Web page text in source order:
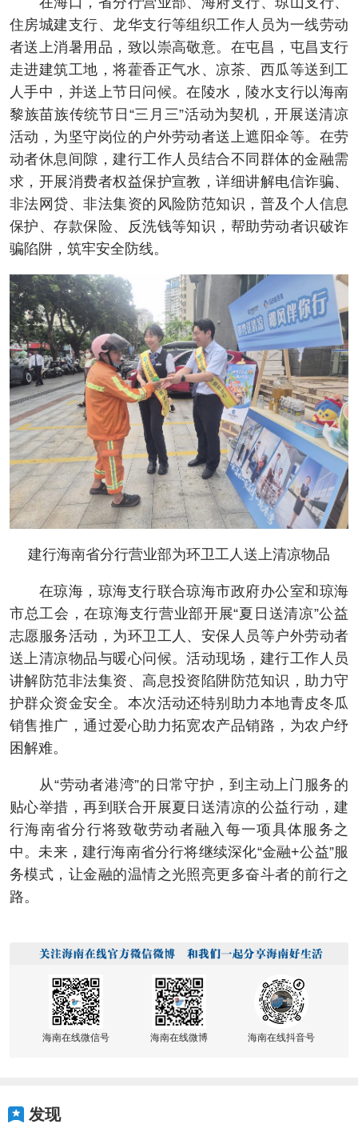
住房城建支行、龙华支行等组织工作人员为一线劳动
者送上消暑用品，致以崇高敬意。在屯昌，屯昌支行
走进建筑工地，将藿香正气水、凉茶、西瓜等送到工
人手中，并送上节日问候。在陵水，陵水支行以海南
黎族苗族传统节日“三月三”活动为契机，开展送清凉
活动，为坚守岗位的户外劳动者送上遮阳伞等。在劳
动者休息间隙，建行工作人员结合不同群体的金融需
求，开展消费者权益保护宣教，详细讲解电信诈骗、
非法网贷、非法集资的风险防范知识，普及个人信息
保护、存款保险、反洗钱等知识，帮助劳动者识破诈
骗陷阱，筑牢安全防线。
建行海南省分行营业部为环卫工人送上清凉物品
在琼海，琼海支行联合琼海市政府办公室和琼海
市总工会，在琼海支行营业部开展“夏日送清凉”公益
志愿服务活动，为环卫工人、安保人员等户外劳动者
送上清凉物品与暖心问候。活动现场，建行工作人员
讲解防范非法集资、高息投资陷阱防范知识，助力守
护群众资金安全。本次活动还特别助力本地青皮冬瓜
销售推广，通过爱心助力拓宽农产品销路，为农户纾
困解难。
从“劳动者港湾”的日常守护，到主动上门服务的
贴心举措，再到联合开展夏日送清凉的公益行动，建
行海南省分行将致敬劳动者融入每一项具体服务之
中。未来，建行海南省分行将继续深化“金融+公益”服
务模式，让金融的温情之光照亮更多奋斗者的前行之
路。
海南在线微信号 海南在线微博 海南在线抖音号
发现